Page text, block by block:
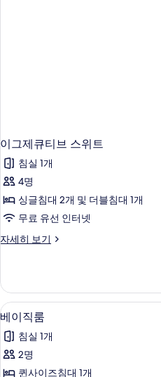
이그제큐티브 스위트
침실 1개
4명
싱글침대 2개 및 더블침대 1개
무료 유선 인터넷
자세히 보기
이
티
브
스
위
트
자
베
이
직
룸
2
베이직룸
침실 1개
2명
퀸사이즈침대 1개